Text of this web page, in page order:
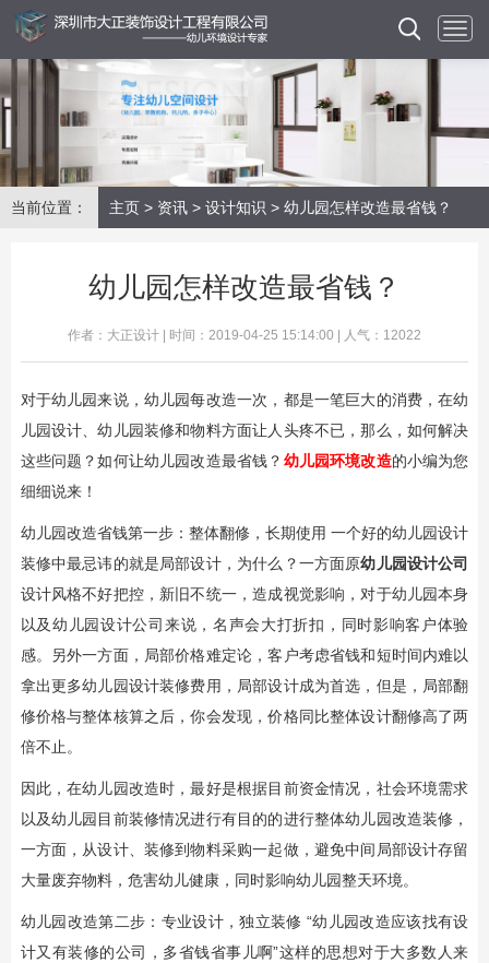
当前位置： 主页 > 资讯 > 设计知识 > 幼儿园怎样改造最省钱？
幼儿园怎样改造最省钱？
作者：大正设计 | 时间：2019-04-25 15:14:00 | 人气：12022
对于幼儿园来说，幼儿园每改造一次，都是一笔巨大的消费，在幼
儿园设计、幼儿园装修和物料方面让人头疼不已，那么，如何解决
这些问题？如何让幼儿园改造最省钱？ 幼儿园环境改造的小编为您
细细说来！
幼儿园改造省钱第一步：整体翻修，长期使用 一个好的幼儿园设计
装修中最忌讳的就是局部设计，为什么？一方面原幼儿园设计公司
设计风格不好把控，新旧不统一，造成视觉影响，对于幼儿园本身
以及幼儿园设计公司来说，名声会大打折扣，同时影响客户体验
感。另外一方面，局部价格难定论，客户考虑省钱和短时间内难以
拿出更多幼儿园设计装修费用，局部设计成为首选，但是，局部翻
修价格与整体核算之后，你会发现，价格同比整体设计翻修高了两
倍不止。
因此，在幼儿园改造时，最好是根据目前资金情况，社会环境需求
以及幼儿园目前装修情况进行有目的的进行整体幼儿园改造装修，
一方面，从设计、装修到物料采购一起做，避免中间局部设计存留
大量废弃物料，危害幼儿健康，同时影响幼儿园整天环境。
幼儿园改造第二步：专业设计，独立装修 “幼儿园改造应该找有设
计又有装修的公司，多省钱省事儿啊”这样的思想对于大多数人来